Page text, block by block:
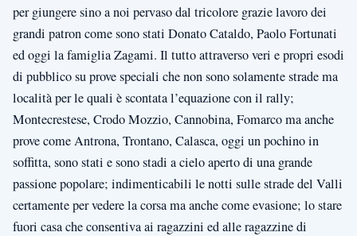
per giungere sino a noi pervaso dal tricolore grazie lavoro dei
grandi patron come sono stati Donato Cataldo, Paolo Fortunati
ed oggi la famiglia Zagami. Il tutto attraverso veri e propri esodi
di pubblico su prove speciali che non sono solamente strade ma
località per le quali è scontata l’equazione con il rally;
Montecrestese, Crodo Mozzio, Cannobina, Fomarco ma anche
prove come Antrona, Trontano, Calasca, oggi un pochino in
soffitta, sono stati e sono stadi a cielo aperto di una grande
passione popolare; indimenticabili le notti sulle strade del Valli
certamente per vedere la corsa ma anche come evasione; lo stare
fuori casa che consentiva ai ragazzini ed alle ragazzine di